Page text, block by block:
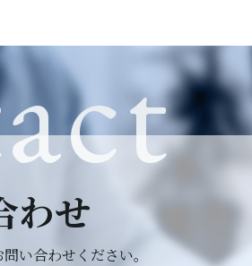
わせ
問い合わせください。